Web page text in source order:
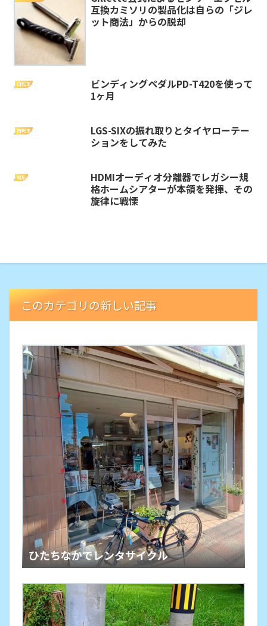
互換カミソリの製品化は自らの「ジレ
ット商法」からの脱却
自転車
ビンディングペダルPD-T420を使って
1ヶ月
自転車
LGS-SIXの振れ取りとタイヤローテー
ションをしてみた
電脳
HDMIオーディオ分離器でレガシー規
格ホームシアターが本領を発揮、その
旋律に戦慄
このカテゴリの新しい記事
ひたちなかでレンタサイクル